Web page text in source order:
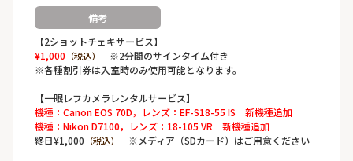
備考
【2ショットチェキサービス】
¥1,000 （税込）
※2分間のサインタイム付き
※各種割引券は入室時のみ使用可能となります。
【一眼レフカメラレンタルサービス】
機種：Canon EOS 70D，レンズ：EF-S18-55 IS 新機種追加
機種：Nikon D7100，レンズ：18-105 VR 新機種追加
終日¥1,000 （税込） ※メディア（SDカード）はご用意ください